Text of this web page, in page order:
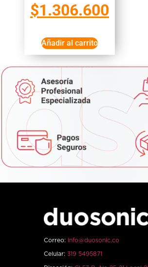
$1.306.600
Añadir al carrito
Correo: info@duosonic.co
Celular: 319 5495871